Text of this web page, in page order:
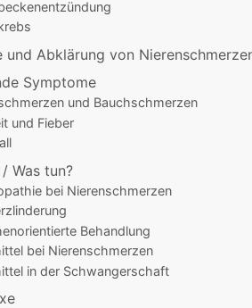
und Abklärung von
Symptome
und Bauchschmerzen
und Fieber
Was tun?
bei Nierenschmerzen
Behandlung
bei Nierenschmerzen
in der Schwangerschaft